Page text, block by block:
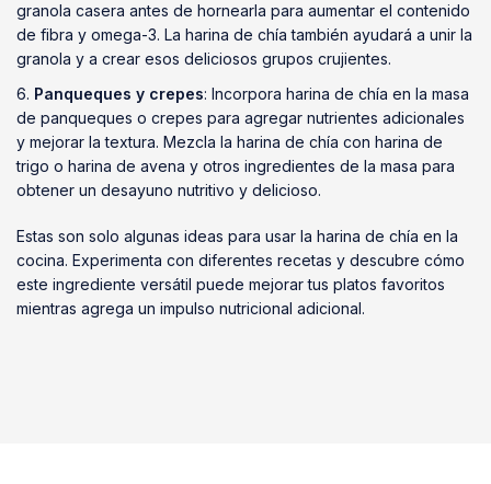
granola casera antes de hornearla para aumentar el contenido
de fibra y omega-3. La harina de chía también ayudará a unir la
granola y a crear esos deliciosos grupos crujientes.
Panqueques y crepes: Incorpora harina de chía en la masa
de panqueques o crepes para agregar nutrientes adicionales
y mejorar la textura. Mezcla la harina de chía con harina de
trigo o harina de avena y otros ingredientes de la masa para
obtener un desayuno nutritivo y delicioso.
Estas son solo algunas ideas para usar la harina de chía en la
cocina. Experimenta con diferentes recetas y descubre cómo
este ingrediente versátil puede mejorar tus platos favoritos
mientras agrega un impulso nutricional adicional.